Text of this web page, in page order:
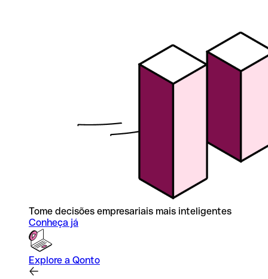
Tome decisões empresariais mais inteligentes
Conheça já
Explore a Qonto